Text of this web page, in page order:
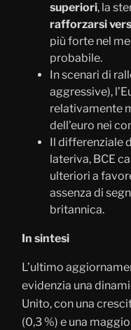
superiori, la
rafforzarsi
più forte nel
probabile.
In scenari di
aggressive),
relativamente
dell’euro nei
Il differenziale
lateriva, BCE
ulteriori a
assenza di
britannica.
In sintesi
L’ultimo
evidenzia una
Unito, con una
(0,3 %) e una